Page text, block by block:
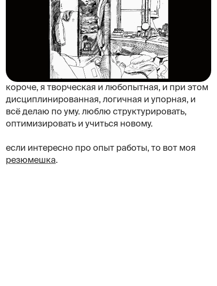
короче, я творческая и любопытная, и при этом
дисциплинированная, логичная и упорная, и
всё делаю по уму. люблю структурировать,
оптимизировать и учиться новому.
если интересно про опыт работы, то вот моя
резюмешка.